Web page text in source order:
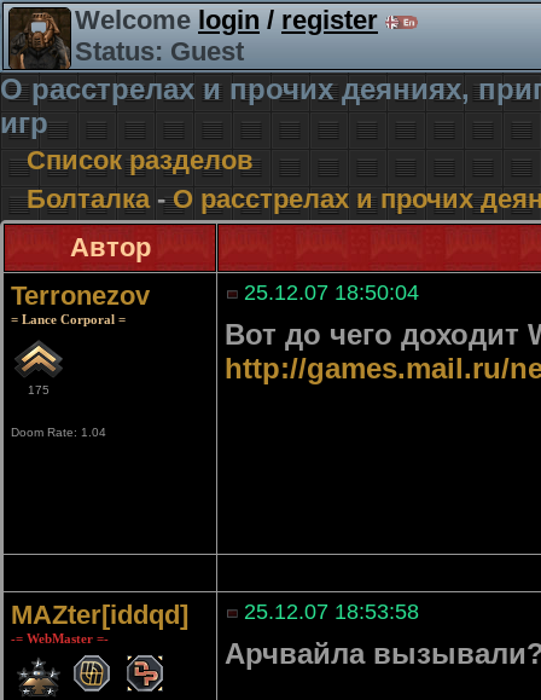
Welcome login/register
Status: Guest
О расстрелах и прочих деяниях,
игр
Список разделов
Болталка-О расстрелах и прочих
Автор
Terronezov
= Lance Corporal =
175
Doom Rate: 1.04
25.12.07 18:50:04
Вот до чего доходит
http://games.mail.ru/
MAZter[iddqd]
-= WebMaster =-
25.12.07 18:53:58
Арчвайла